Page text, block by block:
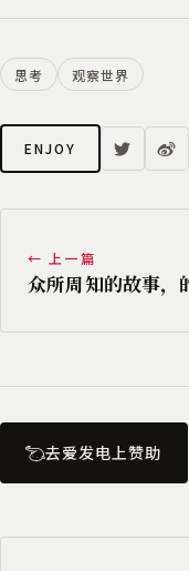
思考 观察世界
ENJOY
← 上一篇
众所周知的故事
去爱发电上赞助